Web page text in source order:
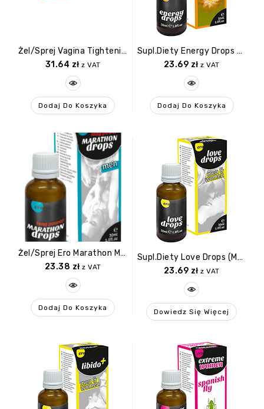
Żel/sprej Vagina Tightening XXS Cream 30 Ml
31.64 zł z VAT
Dodaj Do Koszyka
Supl.diety Energy Drops 30ml Taurin & Guarana (m+w)
23.69 zł z VAT
Dodaj Do Koszyka
Żel/sprej Ero Marathon Men Drops 30 Ml
23.38 zł z VAT
Dodaj Do Koszyka
Supl.diety Love Drops (m+w) 30ml
23.69 zł z VAT
Dowiedz Się Więcej